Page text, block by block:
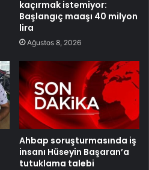
kaçırmak istemiyor:
Başlangıç maaşı 40 milyon
lira
Ağustos 8, 2026
Ahbap soruşturmasında iş
insanı Hüseyin Başaran’a
tutuklama talebi